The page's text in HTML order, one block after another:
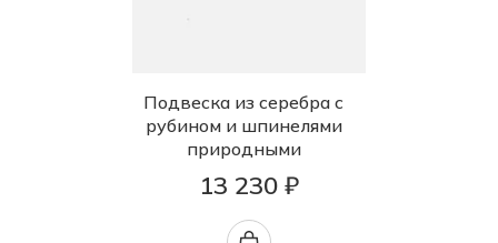
Подвеска из серебра с
рубином и шпинелями
природными
13 230 ₽